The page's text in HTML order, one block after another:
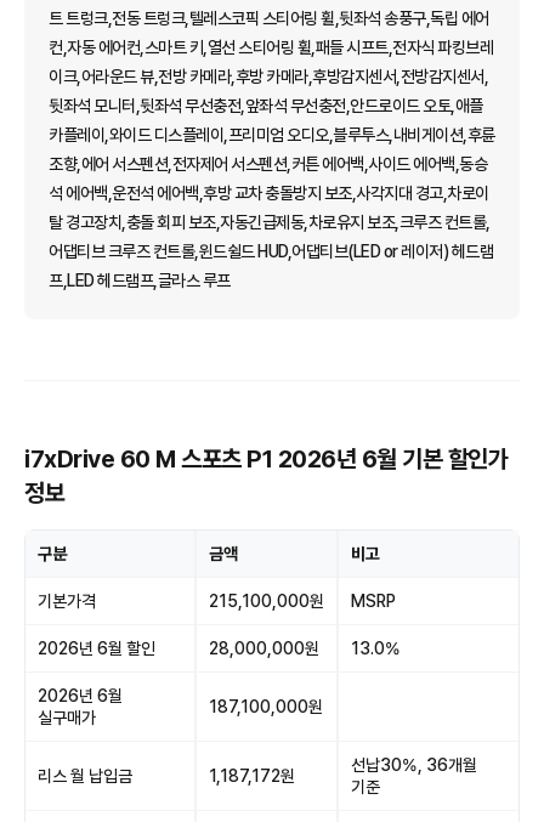
트 트렁크,전동 트렁크,텔레스코픽 스티어링 휠,뒷좌석 송풍구,독립 에어
컨,자동 에어컨,스마트 키,열선 스티어링 휠,패들 시프트,전자식 파킹브레
이크,어라운드 뷰,전방 카메라,후방 카메라,후방감지센서,전방감지센서,
뒷좌석 모니터,뒷좌석 무선충전,앞좌석 무선충전,안드로이드 오토,애플
카플레이,와이드 디스플레이,프리미엄 오디오,블루투스,내비게이션,후륜
조향,에어 서스펜션,전자제어 서스펜션,커튼 에어백,사이드 에어백,동승
석 에어백,운전석 에어백,후방 교차 충돌방지 보조,사각지대 경고,차로이
탈 경고장치,충돌 회피 보조,자동긴급제동,차로유지 보조,크루즈 컨트롤,
어댑티브 크루즈 컨트롤,윈드쉴드 HUD,어댑티브(LED or 레이저) 헤드램
프,LED 헤드램프,글라스 루프
i7xDrive 60 M 스포츠 P1 2026년 6월 기본 할인가
정보
구분 금액 비고
기본가격 215,100,000원 MSRP
2026년 6월 할인 28,000,000원 13.0%
2026년 6월
실구매가
187,100,000원
리스 월 납입금 1,187,172원
선납30%, 36개월
기준